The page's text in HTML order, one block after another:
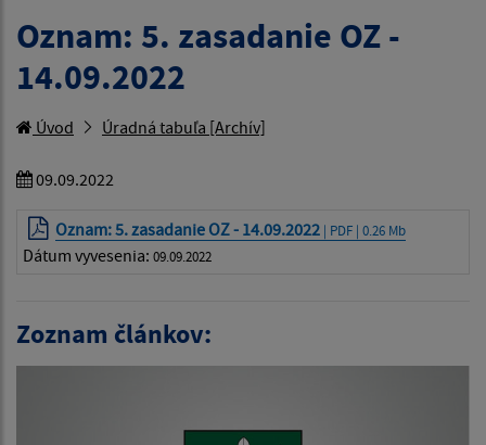
Oznam: 5. zasadanie OZ -
14.09.2022
Úvod Úradná tabuľa [Archív]
09.09.2022
Oznam: 5. zasadanie OZ - 14.09.2022 | PDF | 0.26 Mb
Dátum vyvesenia: 09.09.2022
Zoznam článkov: